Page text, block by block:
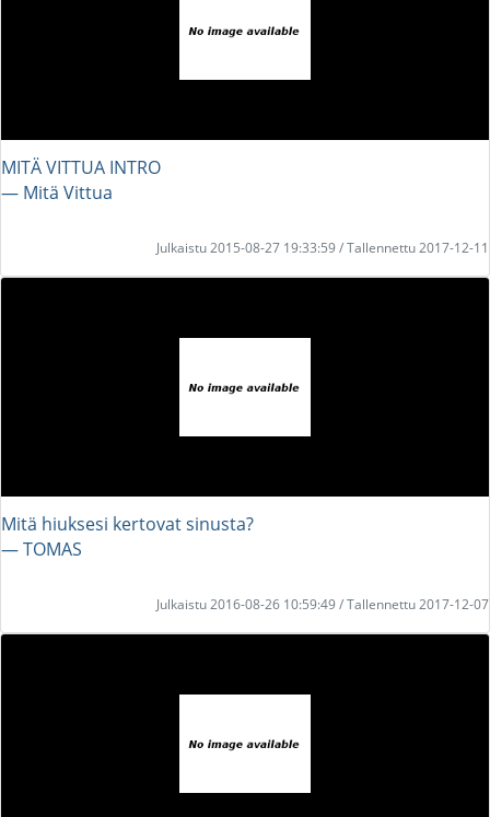
MITÄ VITTUA INTRO
― Mitä Vittua
Julkaistu 2015-08-27 19:33:59 / Tallennettu 2017-12-11
Mitä hiuksesi kertovat sinusta?
― TOMAS
Julkaistu 2016-08-26 10:59:49 / Tallennettu 2017-12-07